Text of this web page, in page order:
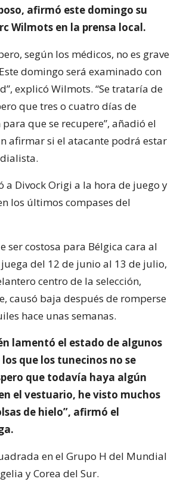
afirmó este domingo su
Wilmots en la prensa local.
según los médicos, no es grave
domingo será examinado con
explicó Wilmots. “Se trataría de
que tres o cuatro días de
que se recupere”, añadió el
afirmar si el atacante podrá estar
a Divock Origi a la hora de juego y
los últimos compases del
ser costosa para Bélgica cara al
del 12 de junio al 13 de julio,
centro de la selección,
causó baja después de romperse
hace unas semanas.
lamentó el estado de algunos
que los tunecinos no se
que todavía haya algún
el vestuario, he visto muchos
de hielo”, afirmó el
en el Grupo H del Mundial
y Corea del Sur.